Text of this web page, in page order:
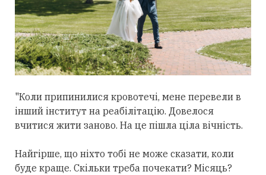
"Коли припинилися кровотечі, мене перевели в
інший інститут на реабілітацію. Довелося
вчитися жити заново. На це пішла ціла вічність.
Найгірше, що ніхто тобі не може сказати, коли
буде краще. Скільки треба почекати? Місяць?